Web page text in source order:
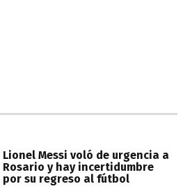
Lionel Messi voló de urgencia a
Rosario y hay incertidumbre
por su regreso al fútbol